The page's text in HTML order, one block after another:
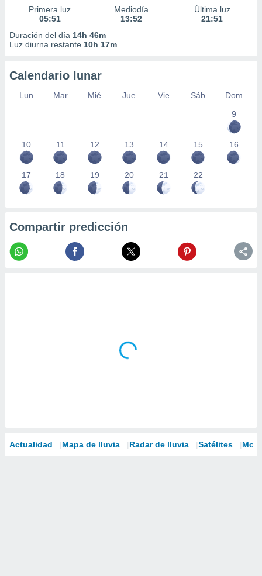
Primera luz
05:51
Mediodía
13:52
Última luz
21:51
Duración del día 14h 46m
Luz diurna restante 10h 17m
Calendario lunar
Lun Mar Mié Jue Vie Sáb
Dom
9
10 11 12 13 14 15 16
17 18 19 20 21 22
Compartir predicción
Actualidad Mapa de lluvia Radar de lluvia Satélites